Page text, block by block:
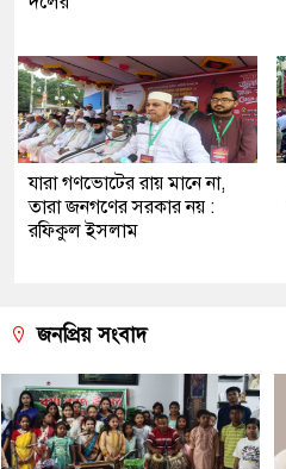
যারা গণভোটের রায় মানে না,
তারা জনগণের সরকার নয় :
রফিকুল ইসলাম
জনপ্রিয় সংবাদ